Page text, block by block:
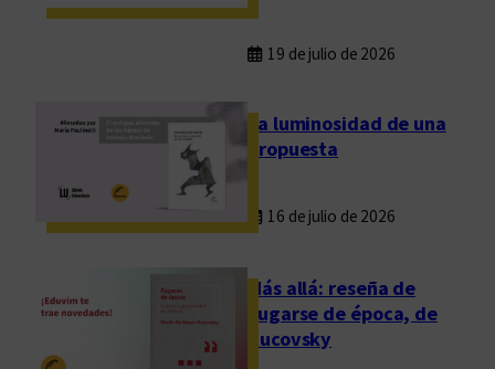
19 de julio de 2026
La luminosidad de una
propuesta
16 de julio de 2026
Más allá: reseña de
Fugarse de época, de
Rucovsky